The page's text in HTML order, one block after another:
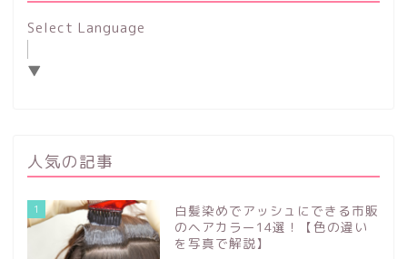
Select Language
▼
人気の記事
1
白髪染めでアッシュにできる市販
のヘアカラー14選！【色の違い
を写真で解説】